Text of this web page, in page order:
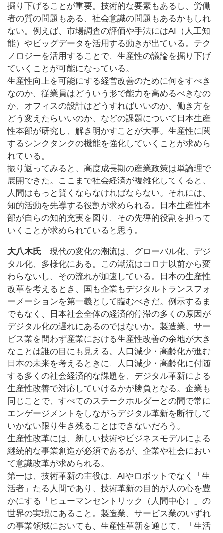
掘り下げることが重要。技術的な要素もあるし、労働
者の質の問題もある、社会意識の問題もあるかもしれ
ない。例えば、市場調査の評価や手法にはAI（人工知
能）やビッグデータを活用する動きが出ている。テク
ノロジーを活用することで、生産性の議論を掘り下げ
ていくことが可能になっている。
生産性向上を可能にする経営改善のために何をすべき
なのか、従業員はどういう形で能力を高めるべきなの
か、オフィスの設計はどうすればいいのか、働き方を
どう変えたらいいのか、などの課題について日本生産
性本部が研究し、解き明かすことが大事。生産性に関
するシンクタンクの機能を強化していくことが求めら
れている。
振り返ってみると、高度成長期の産業政策は単論理で
展開できた。ここまで社会経済が複雑化してくると、
人間はもっと賢くならなければならない。それには、
知的活動を先導する役割が求められる。日本生産性本
部が自らの知的充実を図り、その先導的役割を担って
いくことが求められていると思う。
大八木氏 現代の変化の潮流は、グローバル化、デジ
タル化、多様化にある。この潮流はコロナ以前から変
わらないし、その流れが加速している。日本の生産性
改革を考えるとき、国も企業もデジタルトランスフォ
ーメーションを第一義として臨むべきだ。例示するま
でもなく、日本社会全体の経済的停滞の多くの原因が
デジタル化の遅れにあるのではないか。製造業、サー
ビス業を問わず産業における生産性改善の余地が大き
なことは誰の目にも見える。人口減少・高齢化が進む
日本の未来を考えるときに、人口減少・高齢化に付随
する多くの社会経済的な課題を、デジタル革新による
生産性改善で対応していけるかが勝負となる。企業も
同じことで、すべてのステークホルダーとの間で常に
エンゲージメントをしながらデジタル革新を断行して
いかない限り生き残ることはできないだろう。
生産性改革には、新しい技術やビジネスモデルによる
継続的な事業創造が必須であるが、企業や社会におい
て意識改革が求められる。
第一は、技術革新の主役は、AIやロボットでなく「生
活者」たる人間であり、技術革新の目的が人の心を豊
かにする「ヒューマンセントリック（人間中心）」の
世界の実現にあること。製造業、サービス業のいずれ
の事業領域においても、生産性革新を通じて、「生活